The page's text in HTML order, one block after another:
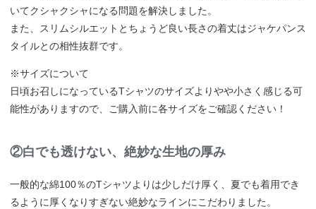
いてクシャクシャになる問題を解決しました。
また、スリムシルエットとちょうど良い長さの着丈はジャケパンス
タイルとの相性抜群です。
※サイズについて
日頃お召しになっているTシャツのサイズよりやや小さく感じる可
能性がありますので、ご購入前に各サイズをご確認ください！
②白でも透けない、絶妙な生地の厚み
一般的な綿100％のTシャツよりは少しだけ厚く、夏でも着用でき
るように厚くなりすぎない絶妙なラインにこだわりました。